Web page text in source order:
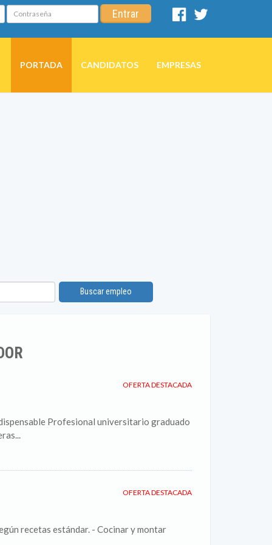
Contraseña Entrar
Facebook
PORTADA CANDIDATOS EMPRESAS
Buscar empleo
OFERTA DESTACADA
Profesional universitario graduado
OFERTA DESTACADA
recetas estándar. - Cocinar y montar